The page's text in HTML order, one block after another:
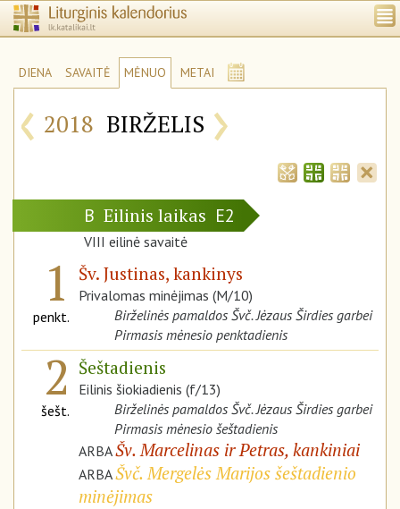
DIENA SAVAITĖ MĖNUO METAI
‹ 2018 BIRŽELIS ›
B Eilinis laikas E2
VIII eilinė savaitė
1
penkt.
Šv. Justinas, kankinys
Privalomas minėjimas (M/10)
Birželinės pamaldos Švč. Jėzaus Širdies garbei
Pirmasis mėnesio penktadienis
2
šešt.
Šeštadienis
Eilinis šiokiadienis (f/13)
Birželinės pamaldos Švč. Jėzaus Širdies garbei
Pirmasis mėnesio šeštadienis
ARBAŠv. Marcelinas ir Petras, kankiniai
ARBAŠvč. Mergelės Marijos šeštadienio
minėjimas